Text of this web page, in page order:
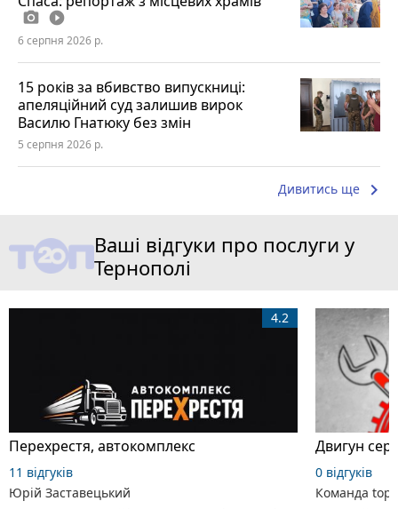
photo_camera play_circle_filled
6 серпня 2026 р.
15 років за вбивство випускниці:
апеляційний суд залишив вирок
Василю Гнатюку без змін
5 серпня 2026 р.
Дивитись ще keyboard_arrow_right
Ваші відгуки про послуги у
Тернополі
Перехрестя, автокомплекс
4.2
11 відгуків
Юрій Заставецький
Двигун
0 відгуків
Команда